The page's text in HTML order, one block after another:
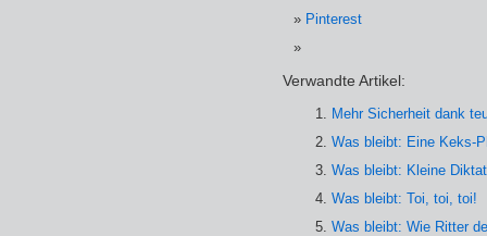
Pinterest
Verwandte Artikel:
Mehr Sicherheit dank
Was bleibt: Eine Keks-
Was bleibt: Kleine
Was bleibt: Toi, toi, toi!
Was bleibt: Wie Ritter